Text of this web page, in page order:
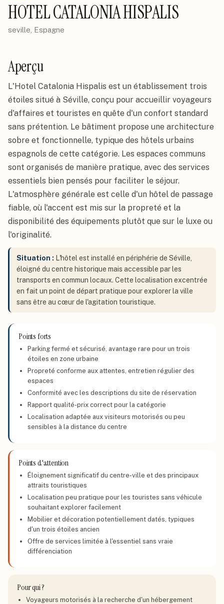
HOTEL CATALONIA HISPALIS
seville, Espagne
Aperçu
L'Hotel Catalonia Hispalis est un établissement trois
étoiles situé à Séville, conçu pour accueillir voyageurs
d'affaires et touristes en quête d'un confort standard
sans prétention. Le bâtiment propose une architecture
sobre et fonctionnelle, typique des hôtels urbains
espagnols de cette catégorie. Les espaces communs
sont organisés de manière pratique, avec des services
essentiels bien pensés pour faciliter le séjour.
L'atmosphère générale est celle d'un hôtel de passage
fiable, où l'accent est mis sur la propreté et la
disponibilité des équipements plutôt que sur le luxe ou
l'originalité.
Situation : L'hôtel est installé en périphérie de Séville,
éloigné du centre historique mais accessible par les
transports en commun locaux. Cette localisation excentrée
en fait un point de départ pratique pour explorer la ville
sans être au cœur de l'agitation touristique.
Points forts
Parking fermé et sécurisé, avantage rare pour un trois
étoiles en zone urbaine
Propreté conforme aux attentes, entretien régulier des
espaces
Conformité avec les descriptions du site de réservation
Rapport qualité-prix correct pour la catégorie
Localisation adaptée aux visiteurs motorisés ou peu
sensibles à la distance du centre
Points d'attention
Éloignement significatif du centre-ville et des principaux
attraits touristiques
Localisation peu pratique pour les touristes sans véhicule
souhaitant explorer facilement
Mobilier et décoration potentiellement datés, typiques
d'un trois étoiles ancien
Offre de services limitée à l'essentiel sans vraie
différenciation
Pour qui ?
Voyageurs motorisés à la recherche d'un hébergement